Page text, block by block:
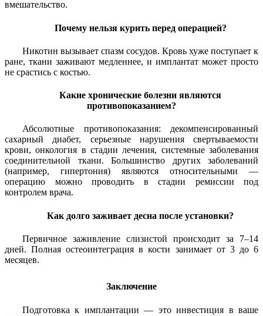
вмешательство.
Почему нельзя курить перед операцией?
Никотин вызывает спазм сосудов. Кровь хуже поступает к
ране, ткани заживают медленнее, и имплантат может просто
не срастись с костью.
Какие хронические болезни являются
противопоказанием?
Абсолютные противопоказания: декомпенсированный
сахарный диабет, серьезные нарушения свертываемости
крови, онкология в стадии лечения, системные заболевания
соединительной ткани. Большинство других заболеваний
(например, гипертония) являются относительными —
операцию можно проводить в стадии ремиссии под
контролем врача.
Как долго заживает десна после установки?
Первичное заживление слизистой происходит за 7–14
дней. Полная остеоинтеграция в кости занимает от 3 до 6
месяцев.
Заключение
Подготовка к имплантации — это инвестиция в ваше